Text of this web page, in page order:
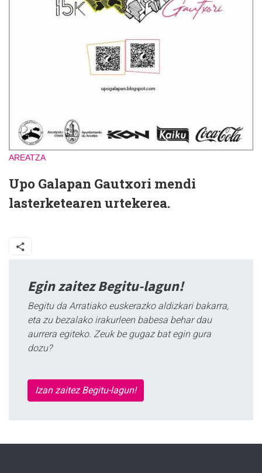
AREATZA
Upo Galapan Gautxori mendi
lasterketearen urtekerea.
Egin zaitez Begitu-lagun!
Begitu da Arratiako euskerazko aldizkari bakarra,
eta zu bezalako irakurleen babesa behar dau
aurrera egiteko. Zeuk be gugaz bat egin gura
dozu?
Izan zaitez Begitu-lagun!